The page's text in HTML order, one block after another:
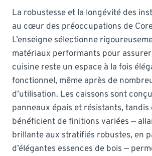
La robustesse et la longévité des
au cœur des préoccupations de
L’enseigne sélectionne
matériaux performants pour
cuisine reste un espace à la fois
fonctionnel, même après de
d’utilisation. Les caissons sont
panneaux épais et résistants, tandis
bénéficient de finitions variées —
brillante aux stratifiés robustes, en
d’élégantes essences de bois —